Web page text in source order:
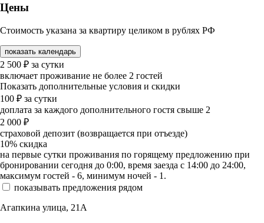
Цены
Стоимость указана за квартиру целиком в рублях РФ
показать календарь
2 500 ₽ за сутки
включает проживание не более 2 гостей
Показать дополнительные условия и скидки
100 ₽ за сутки
доплата за каждого дополнительного гостя свыше 2
2 000 ₽
страховой депозит (возвращается при отъезде)
10% скидка
на первые сутки проживания по горящему предложению при
бронировании сегодня до 0:00, время заезда с 14:00 до 24:00,
максимум гостей - 6, минимум ночей - 1.
показывать предложения рядом
Агапкина улица, 21А